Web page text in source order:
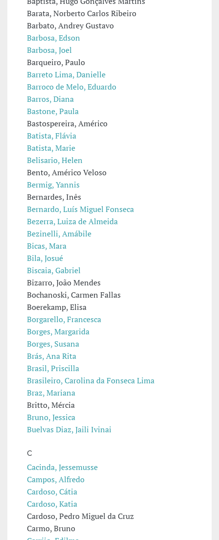
Barata, Norberto Carlos Ribeiro
Barbato, Andrey Gustavo
Barbosa, Edson
Barbosa, Joel
Barqueiro, Paulo
Barreto Lima, Danielle
Barroco de Melo, Eduardo
Barros, Diana
Bastone, Paula
Bastospereira, Américo
Batista, Flávia
Batista, Marie
Belisario, Helen
Bento, Américo Veloso
Bermig, Yannis
Bernardes, Inês
Bernardo, Luís Miguel Fonseca
Bezerra, Luiza de Almeida
Bezinelli, Amábile
Bicas, Mara
Bila, Josué
Biscaia, Gabriel
Bizarro, João Mendes
Bochanoski, Carmen Fallas
Boerekamp, Elisa
Borgarello, Francesca
Borges, Margarida
Borges, Susana
Brás, Ana Rita
Brasil, Priscilla
Brasileiro, Carolina da Fonseca Lima
Braz, Mariana
Britto, Mércia
Bruno, Jessica
Buelvas Diaz, Jaili Ivinai
C
Cacinda, Jessemusse
Campos, Alfredo
Cardoso, Cátia
Cardoso, Katia
Cardoso, Pedro Miguel da Cruz
Carmo, Bruno